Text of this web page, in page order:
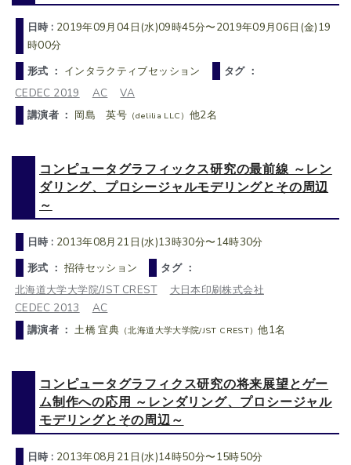
日時 : 2019年09月04日(水)09時45分〜2019年09月06日(金)19
時00分
形式 ： インタラクティブセッション
タグ ：
CEDEC 2019
AC
VA
講演者 ： 岡島 英号 （delilia LLC） 他2名
コンピュータグラフィックス研究の最前線 ～レン
ダリング、プロシージャルモデリングとその周辺
～
日時 : 2013年08月21日(水)13時30分〜14時30分
形式 ： 招待セッション
タグ ：
北海道大学大学院/JST CREST
大日本印刷株式会社
CEDEC 2013
AC
講演者 ：土橋 宜典 （北海道大学大学院/JST CREST）他1名
コンピュータグラフィクス研究の将来展望とゲー
ム制作への応用 ～レンダリング、プロシージャル
モデリングとその周辺～
日時 : 2013年08月21日(水)14時50分〜15時50分